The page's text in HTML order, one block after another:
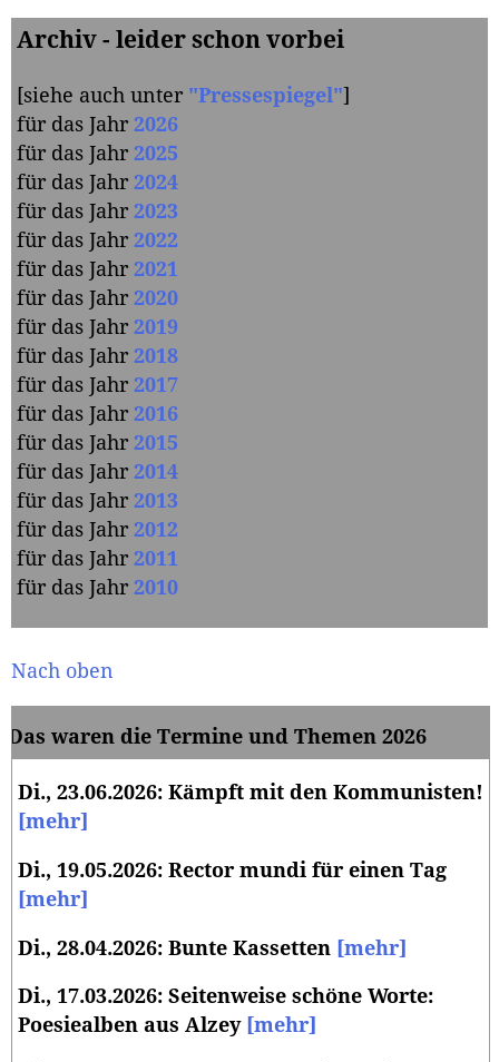
Archiv - leider schon vorbei
[siehe auch unter "Pressespiegel"]
für das Jahr 2026
für das Jahr 2025
für das Jahr 2024
für das Jahr 2023
für das Jahr 2022
für das Jahr 2021
für das Jahr 2020
für das Jahr 2019
für das Jahr 2018
für das Jahr 2017
für das Jahr 2016
für das Jahr 2015
für das Jahr 2014
für das Jahr 2013
für das Jahr 2012
für das Jahr 2011
für das Jahr 2010
Nach oben
Das waren die Termine und Themen 2026
Di., 23.06.2026: Kämpft mit den Kommunisten!
[mehr]
Di., 19.05.2026: Rector mundi für einen Tag
[mehr]
Di., 28.04.2026: Bunte Kassetten [mehr]
Di., 17.03.2026: Seitenweise schöne Worte:
Poesiealben aus Alzey [mehr]